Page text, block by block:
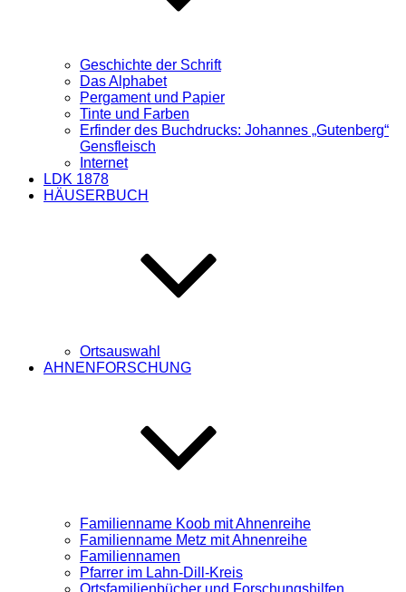
Geschichte der Schrift
Das Alphabet
Pergament und Papier
Tinte und Farben
Erfinder des Buchdrucks: Johannes „Gutenberg“
Gensfleisch
Internet
LDK 1878
HÄUSERBUCH
Ortsauswahl
AHNENFORSCHUNG
Familienname Koob mit Ahnenreihe
Familienname Metz mit Ahnenreihe
Familiennamen
Pfarrer im Lahn-Dill-Kreis
Ortsfamilienbücher und Forschungshilfen